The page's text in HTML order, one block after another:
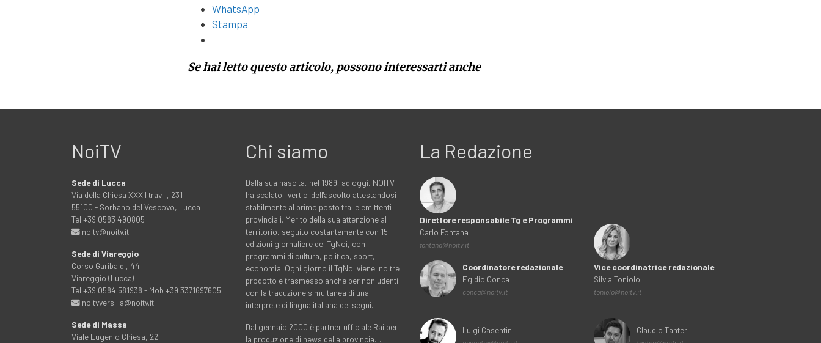
WhatsApp
Stampa
Se hai letto questo articolo, possono interessarti anche
NoiTV
Sede di Lucca
Via della Chiesa XXXII trav. I, 231
55100 - Sorbano del Vescovo, Lucca
Tel +39 0583 490805
noitv@noitv.it
Sede di Viareggio
Corso Garibaldi, 44
Viareggio (Lucca)
Tel +39 0584 581938 - Mob +39 3371697605
noitvversilia@noitv.it
Sede di Massa
Viale Eugenio Chiesa, 22
Chi siamo
Dalla sua nascita, nel 1989, ad oggi, NOITV
ha scalato i vertici dell'ascolto attestandosi
stabilmente al primo posto tra le emittenti
provinciali. Merito della sua attenzione al
territorio, seguito costantemente con 15
edizioni giornaliere del TgNoi, con i
programmi di cultura, politica, sport,
economia. Ogni giorno il TgNoi viene inoltre
prodotto e trasmesso anche per non udenti
con la traduzione simultanea di una
interprete di lingua italiana dei segni.
Dal gennaio 2000 è partner ufficiale Rai per
la produzione di news della provincia…
La Redazione
Direttore responsabile Tg e Programmi
Carlo Fontana
fontana@noitv.it
Coordinatore redazionale
Egidio Conca
conca@noitv.it
Luigi Casentini
Vice coordinatrice redazionale
Silvia Toniolo
toniolo@noitv.it
Claudio Tanteri